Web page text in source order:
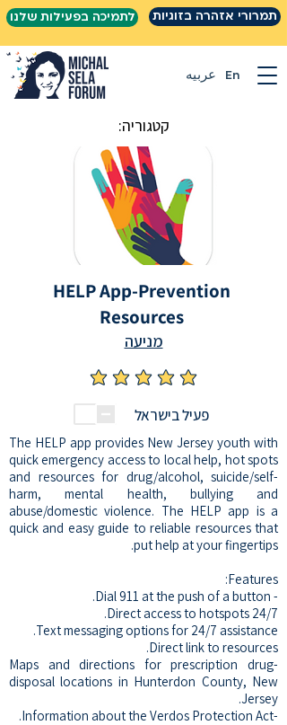
תמרורי אזהרה בזוגיות לתמיכה בפעילות שלנו
عربيه En
קטגוריה:
HELP App-Prevention
Resources
מניעה
אין עדיין דירוגים
פעיל בישראל
The HELP app provides New Jersey youth with
quick emergency access to local help, hot spots
and resources for drug/alcohol, suicide/self-
harm, mental health, bullying and
abuse/domestic violence. The HELP app is a
quick and easy guide to reliable resources that
put help at your fingertips.
Features:
- Dial 911 at the push of a button.
Direct access to hotspots 24/7.
Text messaging options for 24/7 assistance.
Direct link to resources.
-Maps and directions for prescription drug
disposal locations in Hunterdon County, New
Jersey.
-Information about the Verdos Protection Act.